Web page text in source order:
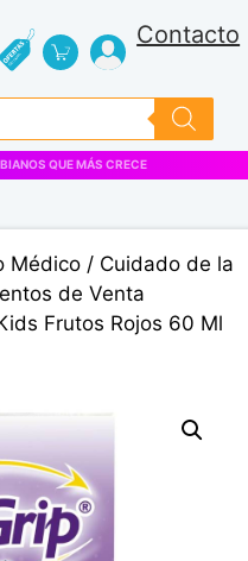
Contacto
Médico / Cuidado de la
de Venta
Frutos Rojos 60 Ml